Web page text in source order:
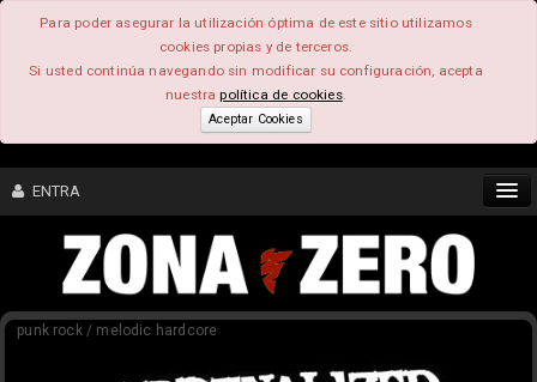
Para poder asegurar la utilización óptima de este sitio utilizamos
cookies propias y de terceros.
Si usted continúa navegando sin modificar su configuración, acepta
nuestrapolítica de cookies.
Aceptar Cookies
ENTRA
CONTENIDO
COMUNIDAD
punk rock / melodic hardcore